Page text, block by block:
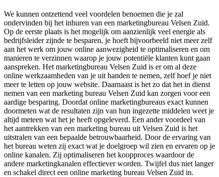
We kunnen ontzettend veel voordelen benoemen die je zal
ondervinden bij het inhuren van een marketingbureau Velsen Zuid.
Op de eerste plaats is het mogelijk om aanzienlijk veel energie als
bedrijfsleider zijnde te besparen, je hoeft bijvoorbeeld niet meer zelf
aan het werk om jouw online aanwezigheid te optimaliseren en om
manieren te verzinnen waarop je jouw potentiële klanten kunt gaan
aanspreken. Het marketingbureau Velsen Zuid is er om al deze
online werkzaamheden van je uit handen te nemen, zelf hoef je niet
meer te letten op jouw website. Daarnaast is het zo dat het in dienst
nemen van een marketing bureau Velsen Zuid kan zorgen voor een
aardige besparing. Doordat online marketingbureaus exact kunnen
doormeten wat de resultaten zijn van hun ingezette middelen weet je
altijd meteen wat het je heeft opgeleverd. Een ander voordeel van
het aantrekken van een marketing bureau uit Velsen Zuid is het
uitstralen van een bepaalde betrouwbaarheid. Door de ervaring van
het bureau weten zij exact wat je doelgroep wil zien en ervaren op je
online kanalen. Zij optimaliseren het koopproces waardoor de
andere marketingkanalen effectiever worden. Twijfel dus niet langer
en schakel direct een online marketing bureau Velsen Zuid in.